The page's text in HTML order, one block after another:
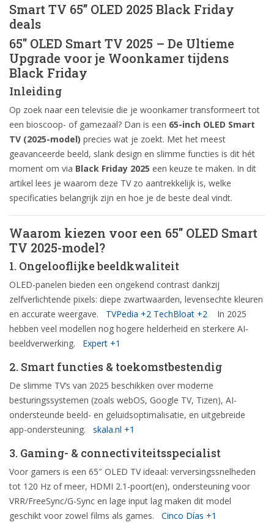
Smart TV 65” OLED 2025 Black Friday
deals
65″ OLED Smart TV 2025 – De Ultieme
Upgrade voor je Woonkamer tijdens
Black Friday
Inleiding
Op zoek naar een televisie die je woonkamer transformeert tot
een bioscoop- of gamezaal? Dan is een 65-inch OLED Smart
TV (2025-model) precies wat je zoekt. Met het meest
geavanceerde beeld, slank design en slimme functies is dit hét
moment om via Black Friday 2025 een keuze te maken. In dit
artikel lees je waarom deze TV zo aantrekkelijk is, welke
specificaties belangrijk zijn en hoe je de beste deal vindt.
Waarom kiezen voor een 65″ OLED Smart
TV 2025-model?
1. Ongelooflijke beeldkwaliteit
OLED-panelen bieden een ongekend contrast dankzij
zelfverlichtende pixels: diepe zwartwaarden, levensechte kleuren
en accurate weergave.
TVPedia +2 TechBloat +2
In 2025
hebben veel modellen nog hogere helderheid en sterkere AI-
beeldverwerking.
Expert +1
2. Smart functies & toekomstbestendig
De slimme TV’s van 2025 beschikken over moderne
besturingssystemen (zoals webOS, Google TV, Tizen), AI-
ondersteunde beeld- en geluidsoptimalisatie, en uitgebreide
app-ondersteuning.
skala.nl +1
3. Gaming- & connectiviteitsspecialist
Voor gamers is een 65″ OLED TV ideaal: verversingssnelheden
tot 120 Hz of meer, HDMI 2.1-poort(en), ondersteuning voor
VRR/FreeSync/G-Sync en lage input lag maken dit model
geschikt voor zowel films als games.
Cinco Días +1